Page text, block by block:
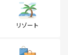
リゾート